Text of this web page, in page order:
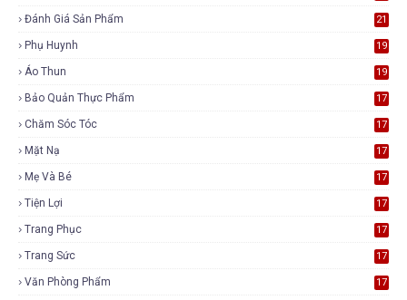
Đánh Giá Sản Phẩm 21
Phụ Huynh 19
Áo Thun 19
Bảo Quản Thực Phẩm 17
Chăm Sóc Tóc 17
Mặt Nạ 17
Mẹ Và Bé 17
Tiện Lợi 17
Trang Phục 17
Trang Sức 17
Văn Phòng Phẩm 17